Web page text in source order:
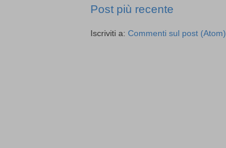
Post più recente
Iscriviti a: Commenti sul post (Atom)